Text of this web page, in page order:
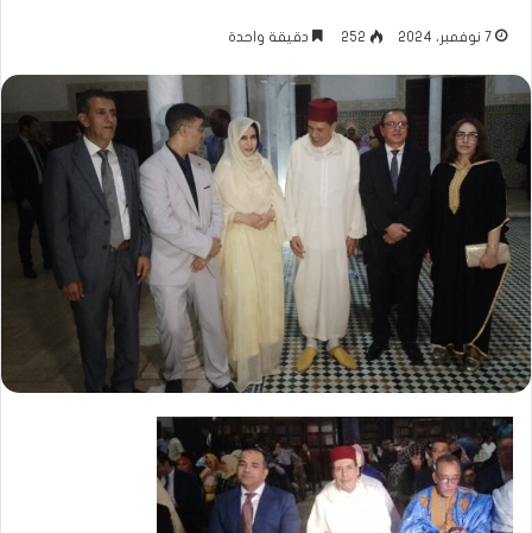
7 نوفمبر، 2024 252 دقيقة واحدة